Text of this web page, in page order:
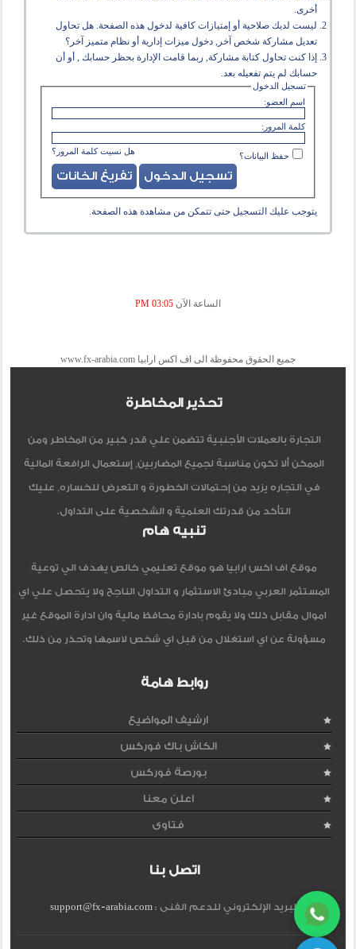
أخرى.
ليست لديك صلاحية أو إمتيازات كافية لدخول هذه الصفحة. هل تحاول
تعديل مشاركة شخص آخر, دخول ميزات إدارية أو نظام متميز آخر؟
إذا كنت تحاول كتابة مشاركة, ربما قامت الإدارة بحظر حسابك , أو أن
حسابك لم يتم تفعيله بعد.
تسجيل الدخول
اسم العضو:
كلمة المرور:
هل نسيت كلمة المرور؟ حفظ البيانات؟
يتوجب عليك التسجيل حتى تتمكن من مشاهدة هذه الصفحة.
الساعة الآن 03:05 PM
جميع الحقوق محفوظة الى اف اكس ارابيا www.fx-arabia.com
تحذير المخاطرة
التجارة بالعملات الأجنبية تتضمن علي قدر كبير من المخاطر ومن
الممكن ألا تكون مناسبة لجميع المضاربين, إستعمال الرافعة المالية
في التجاره يزيد من إحتمالات الخطورة و التعرض للخساره, عليك
التأكد من قدرتك العلمية و الشخصية على التداول.
تنبيه هام
موقع اف اكس ارابيا هو موقع تعليمي خالص يهدف الي توعية
المستثمر العربي مبادئ الاستثمار و التداول الناجح ولا يتحصل علي اي
اموال مقابل ذلك ولا يقوم بادارة محافظ مالية وان ادارة الموقع غير
مسؤولة عن اي استغلال من قبل اي شخص لاسمها وتحذر من ذلك.
روابط هامة
ارشيف المواضيع
الكاش باك فوركس
بورصة فوركس
اعلن معنا
فتاوى
اتصل بنا
البريد الإلكتروني للدعم الفنى :support@fx-arabia.com